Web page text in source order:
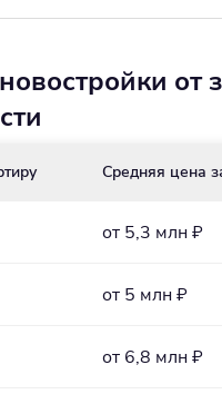
от
Средняя цена
от 5,3 млн ₽
от 5 млн ₽
от 6,8 млн ₽